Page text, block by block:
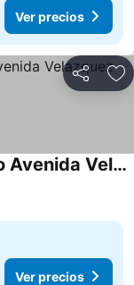
Ver precios
Compartir
ibis budget Malaga Aeropuerto Avenida Velazquez
Ver precios